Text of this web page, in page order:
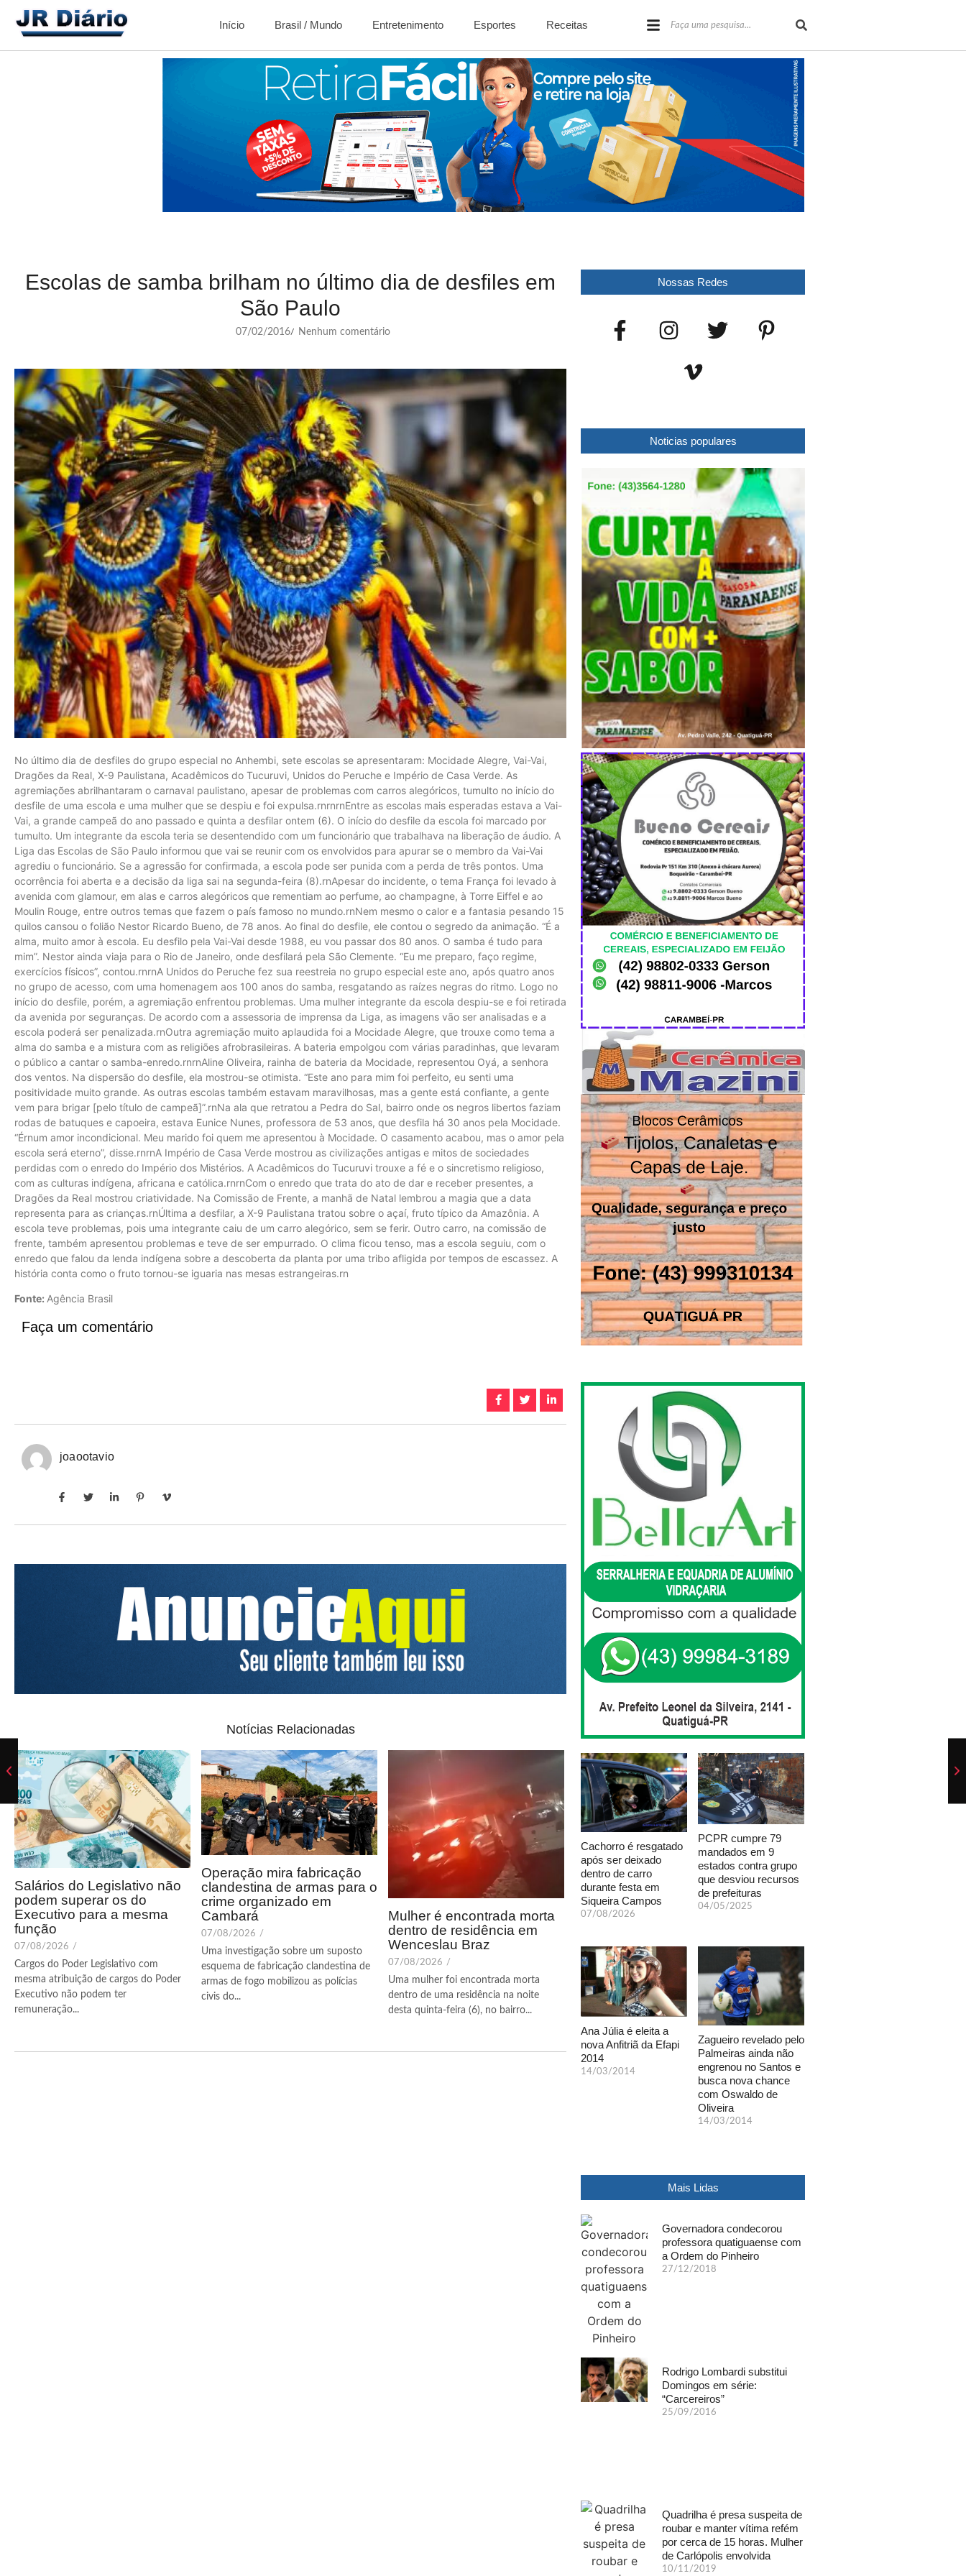
Início Brasil / Mundo Entretenimento Esportes Receitas
Escolas de samba brilham no último dia de desfiles em
São Paulo
07/02/2016/ Nenhum comentário
No último dia de desfiles do grupo especial no Anhembi, sete escolas se apresentaram: Mocidade Alegre, Vai-Vai,
Dragões da Real, X-9 Paulistana, Acadêmicos do Tucuruvi, Unidos do Peruche e Império de Casa Verde. As
agremiações abrilhantaram o carnaval paulistano, apesar de problemas com carros alegóricos, tumulto no início do
desfile de uma escola e uma mulher que se despiu e foi expulsa.rnrnrnEntre as escolas mais esperadas estava a Vai-
Vai, a grande campeã do ano passado e quinta a desfilar ontem (6). O início do desfile da escola foi marcado por
tumulto. Um integrante da escola teria se desentendido com um funcionário que trabalhava na liberação de áudio. A
Liga das Escolas de São Paulo informou que vai se reunir com os envolvidos para apurar se o membro da Vai-Vai
agrediu o funcionário. Se a agressão for confirmada, a escola pode ser punida com a perda de três pontos. Uma
ocorrência foi aberta e a decisão da liga sai na segunda-feira (8).rnApesar do incidente, o tema França foi levado à
avenida com glamour, em alas e carros alegóricos que rementiam ao perfume, ao champagne, à Torre Eiffel e ao
Moulin Rouge, entre outros temas que fazem o país famoso no mundo.rnNem mesmo o calor e a fantasia pesando 15
quilos cansou o folião Nestor Ricardo Bueno, de 78 anos. Ao final do desfile, ele contou o segredo da animação. “É a
alma, muito amor à escola. Eu desfilo pela Vai-Vai desde 1988, eu vou passar dos 80 anos. O samba é tudo para
mim”. Nestor ainda viaja para o Rio de Janeiro, onde desfilará pela São Clemente. “Eu me preparo, faço regime,
exercícios físicos”, contou.rnrnA Unidos do Peruche fez sua reestreia no grupo especial este ano, após quatro anos
no grupo de acesso, com uma homenagem aos 100 anos do samba, resgatando as raízes negras do ritmo. Logo no
início do desfile, porém, a agremiação enfrentou problemas. Uma mulher integrante da escola despiu-se e foi retirada
da avenida por seguranças. De acordo com a assessoria de imprensa da Liga, as imagens vão ser analisadas e a
escola poderá ser penalizada.rnOutra agremiação muito aplaudida foi a Mocidade Alegre, que trouxe como tema a
alma do samba e a mistura com as religiões afrobrasileiras. A bateria empolgou com várias paradinhas, que levaram
o público a cantar o samba-enredo.rnrnAline Oliveira, rainha de bateria da Mocidade, representou Oyá, a senhora
dos ventos. Na dispersão do desfile, ela mostrou-se otimista. “Este ano para mim foi perfeito, eu senti uma
positividade muito grande. As outras escolas também estavam maravilhosas, mas a gente está confiante, a gente
vem para brigar [pelo título de campeã]”.rnNa ala que retratou a Pedra do Sal, bairro onde os negros libertos faziam
rodas de batuques e capoeira, estava Eunice Nunes, professora de 53 anos, que desfila há 30 anos pela Mocidade.
“Érnum amor incondicional. Meu marido foi quem me apresentou à Mocidade. O casamento acabou, mas o amor pela
escola será eterno”, disse.rnrnA Império de Casa Verde mostrou as civilizações antigas e mitos de sociedades
perdidas com o enredo do Império dos Mistérios. A Acadêmicos do Tucuruvi trouxe a fé e o sincretismo religioso,
com as culturas indígena, africana e católica.rnrnCom o enredo que trata do ato de dar e receber presentes, a
Dragões da Real mostrou criatividade. Na Comissão de Frente, a manhã de Natal lembrou a magia que a data
representa para as crianças.rnÚltima a desfilar, a X-9 Paulistana tratou sobre o açaí, fruto típico da Amazônia. A
escola teve problemas, pois uma integrante caiu de um carro alegórico, sem se ferir. Outro carro, na comissão de
frente, também apresentou problemas e teve de ser empurrado. O clima ficou tenso, mas a escola seguiu, com o
enredo que falou da lenda indígena sobre a descoberta da planta por uma tribo afligida por tempos de escassez. A
história conta como o fruto tornou-se iguaria nas mesas estrangeiras.rn
Fonte: Agência Brasil
Faça um comentário
joaootavio
Notícias Relacionadas
Salários do Legislativo não
podem superar os do
Executivo para a mesma
função
07/08/2026 /
Cargos do Poder Legislativo com
mesma atribuição de cargos do Poder
Executivo não podem ter
remuneração...
Operação mira fabricação
clandestina de armas para o
crime organizado em
Cambará
07/08/2026 /
Uma investigação sobre um suposto
esquema de fabricação clandestina de
armas de fogo mobilizou as polícias
civis do...
Mulher é encontrada morta
dentro de residência em
Wenceslau Braz
07/08/2026 /
Uma mulher foi encontrada morta
dentro de uma residência na noite
desta quinta-feira (6), no bairro...
Nossas Redes
Noticias populares
Cachorro é resgatado
após ser deixado
dentro de carro
durante festa em
Siqueira Campos
07/08/2026
PCPR cumpre 79
mandados em 9
estados contra grupo
que desviou recursos
de prefeituras
04/05/2025
Ana Júlia é eleita a
nova Anfitriã da Efapi
2014
14/03/2014
Zagueiro revelado pelo
Palmeiras ainda não
engrenou no Santos e
busca nova chance
com Oswaldo de
Oliveira
14/03/2014
Mais Lidas
Governadora condecorou
professora quatiguaense com
a Ordem do Pinheiro
27/12/2018
Rodrigo Lombardi substitui
Domingos em série:
“Carcereiros”
25/09/2016
Quadrilha é presa suspeita de
roubar e manter vítima refém
por cerca de 15 horas. Mulher
de Carlópolis envolvida
10/11/2019